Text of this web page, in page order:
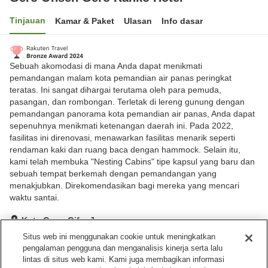
Tinjauan Kamar & Paket Ulasan Info dasar
Sebuah akomodasi di mana Anda dapat menikmati
pemandangan malam kota pemandian air panas peringkat
teratas. Ini sangat dihargai terutama oleh para pemuda,
pasangan, dan rombongan. Terletak di lereng gunung dengan
pemandangan panorama kota pemandian air panas, Anda dapat
sepenuhnya menikmati ketenangan daerah ini. Pada 2022,
fasilitas ini direnovasi, menawarkan fasilitas menarik seperti
rendaman kaki dan ruang baca dengan hammock. Selain itu,
kami telah membuka "Nesting Cabins" tipe kapsul yang baru dan
sebuah tempat berkemah dengan pemandangan yang
menakjubkan. Direkomendasikan bagi mereka yang mencari
waktu santai.
Kota Gero, Gifu, Jepang
Lihat di peta
Hebat Ulasan:440
Situs web ini menggunakan cookie untuk meningkatkan
pengalaman pengguna dan menganalisis kinerja serta lalu
lintas di situs web kami. Kami juga membagikan informasi